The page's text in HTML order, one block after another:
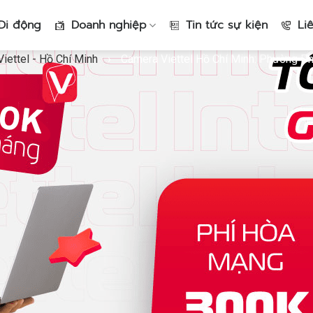
động Doanh nghiệp Tin tức sự kiện
- Hồ Chí Minh › Camera Viettel Hồ Chí Minh: Phường